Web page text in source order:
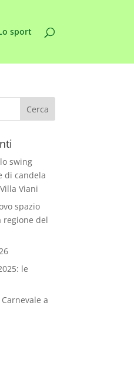
sport
swing
di candela
Viani
spazio
regione del
le
a